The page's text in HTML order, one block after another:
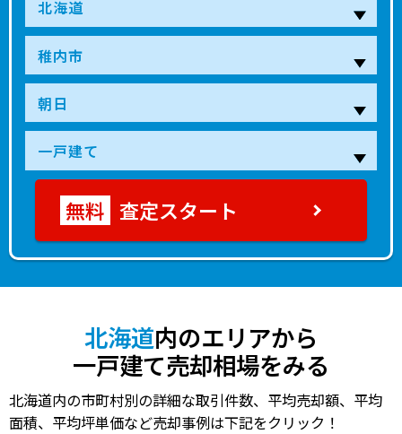
査定スタート
北海道内のエリアから
一戸建て売却相場をみる
北海道内の市町村別の詳細な取引件数、平均売却額、平均
面積、平均坪単価など売却事例は下記をクリック！